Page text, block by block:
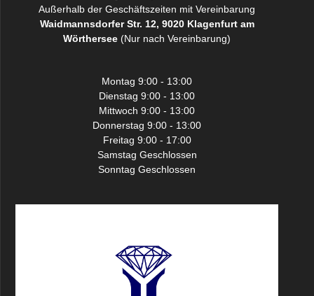
Außerhalb der Geschäftszeiten mit Vereinbarung
Waidmannsdorfer Str. 12, 9020 Klagenfurt am
Wörthersee (Nur nach Vereinbarung)
Montag 9:00 - 13:00
Dienstag 9:00 - 13:00
Mittwoch 9:00 - 13:00
Donnerstag 9:00 - 13:00
Freitag 9:00 - 17:00
Samstag Geschlossen
Sonntag Geschlossen